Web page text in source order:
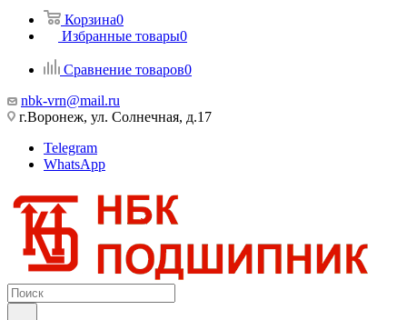
Корзина0
Избранные товары0
Сравнение товаров0
nbk-vrn@mail.ru
г.Воронеж, ул. Солнечная, д.17
Telegram
WhatsApp